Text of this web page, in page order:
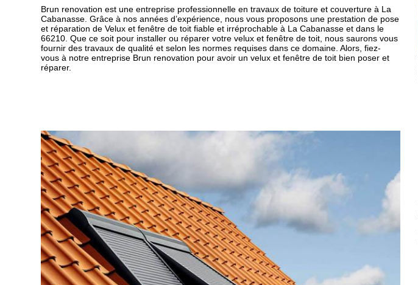
Brun renovation est une entreprise professionnelle en travaux de toiture et couverture à La
Cabanasse. Grâce à nos années d’expérience, nous vous proposons une prestation de pose
et réparation de Velux et fenêtre de toit fiable et irréprochable à La Cabanasse et dans le
66210. Que ce soit pour installer ou réparer votre velux et fenêtre de toit, nous saurons vous
fournir des travaux de qualité et selon les normes requises dans ce domaine. Alors, fiez-
vous à notre entreprise Brun renovation pour avoir un velux et fenêtre de toit bien poser et
réparer.